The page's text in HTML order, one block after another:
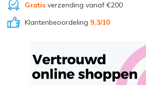
Gratisverzending vanaf €200
Klantenbeoordeling 9,3/10